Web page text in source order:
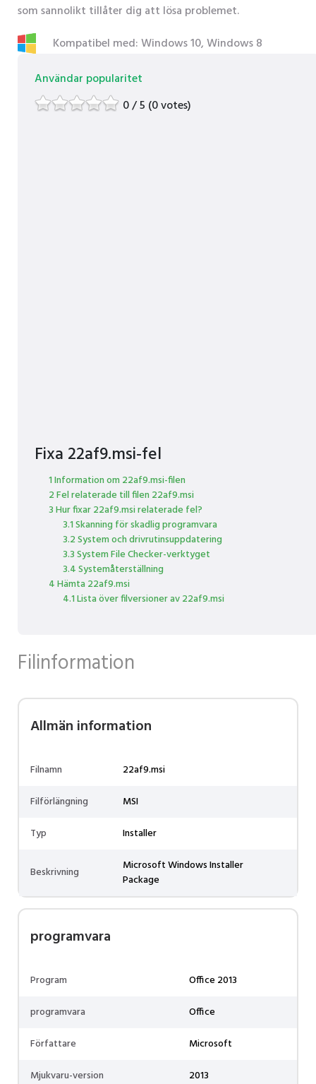
som sannolikt tillåter dig att lösa problemet.
Kompatibel med: Windows 10, Windows 8
Användar popularitet
0 / 5 (0 votes)
Fixa 22af9.msi-fel
1 Information om 22af9.msi-filen
2 Fel relaterade till filen 22af9.msi
3 Hur fixar 22af9.msi relaterade fel?
3.1 Skanning för skadlig programvara
3.2 System och drivrutinsuppdatering
3.3 System File Checker-verktyget
3.4 Systemåterställning
4 Hämta 22af9.msi
4.1 Lista över filversioner av 22af9.msi
Filinformation
Allmän information
Filnamn
22af9.msi
Filförlängning
MSI
Typ
Installer
Beskrivning
Microsoft Windows Installer
Package
programvara
Program
Office 2013
programvara
Office
Författare
Microsoft
Mjukvaru-version
2013